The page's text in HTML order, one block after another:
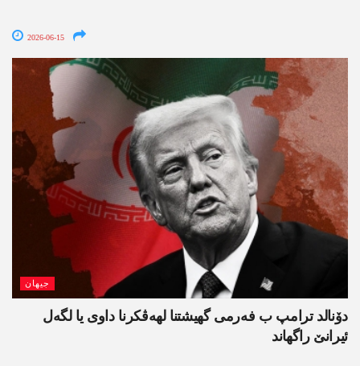
2026-06-15
جیھان
دۆنالد ترامپ ب فەرمی گھیشتنا لھەڤکرنا داوی یا لگەل
ئیرانێ راگھاند